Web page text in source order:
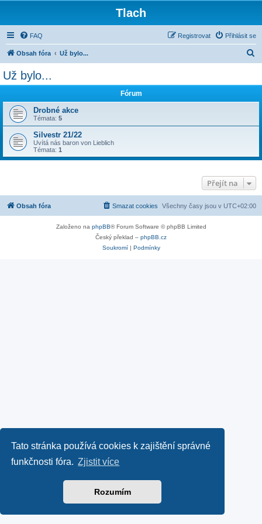
Tato stránka používá cookies k zajištění správné
funkčnosti fóra. Zjistit více
Rozumím
Tlach
FAQ Přihlásit se
Registrovat
Obsah fóra Už bylo...
Už bylo...
Fórum
Drobné akce
Témata: 5
Silvestr 21/22
Uvítá nás baron von Lieblich
Témata: 1
Přejít na
Obsah fóra Všechny časy jsou v UTC+02:00
Smazat cookies
Založeno na phpBB® Forum Software © phpBB Limited
Český překlad – phpBB.cz
Soukromí| Podmínky